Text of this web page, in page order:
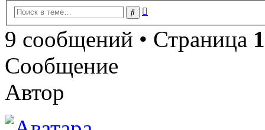
Поиск
9 сообщений • Страница 1
Сообщение
Автор